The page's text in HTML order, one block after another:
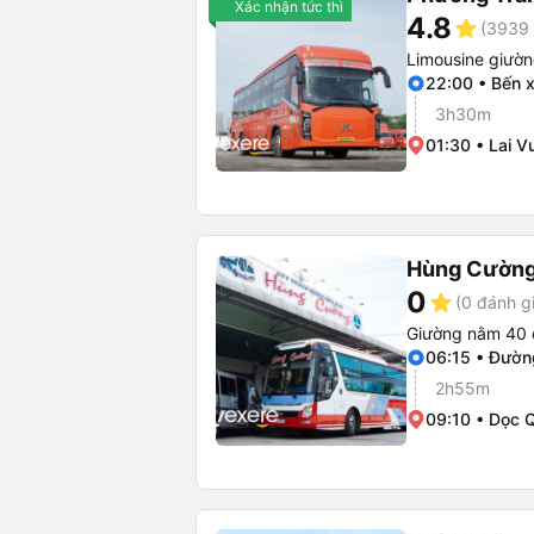
Xác nhận tức thì
4.8star (3939
Limousine
22:00 • Bến
3h30m
01:30 • Lai
Hùng
0star (0 đánh
Giường nằm 40
06:15 •
2h55m
09:10 • Dọc